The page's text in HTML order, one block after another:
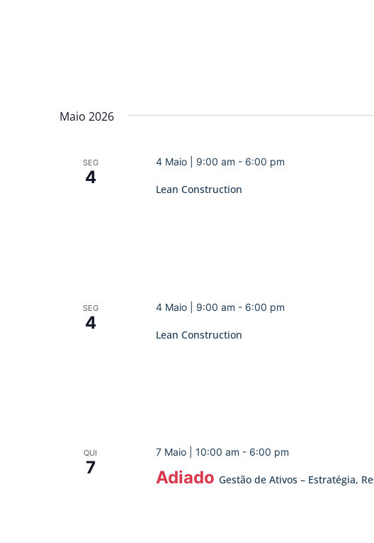
Maio 2026
SEG
4
Lean Construction
4 Maio | 9:00 am - 6:00 pm
SEG
4
Lean Construction
4 Maio | 9:00 am - 6:00 pm
QUI
7 Adiado Gestão de Ativos – Estratégia,
7 Maio | 10:00 am - 6:00 pm